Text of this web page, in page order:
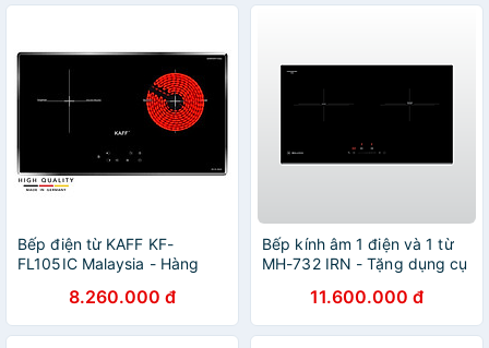
Bếp điện từ KAFF KF-
FL105IC Malaysia - Hàng
8.260.000 đ
Bếp kính âm 1 điện và 1 từ
MH-732 IRN - Tặng dụng cụ
cấp - Hàng chính hãng
11.600.000 đ